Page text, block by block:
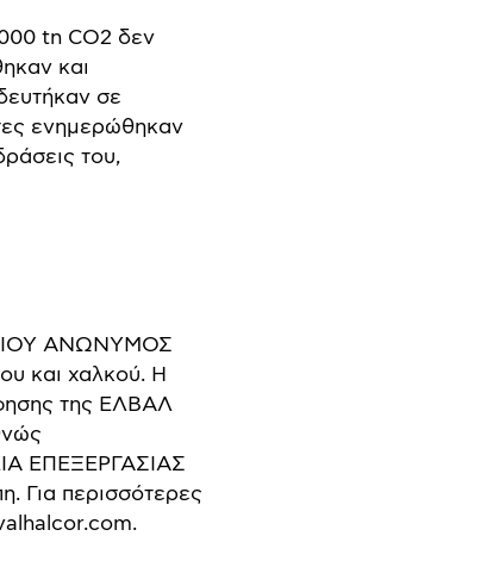
tn CO2 δεν
και
σε
ενημερώθηκαν
του,
ΑΝΩΝΥΜΟΣ
και χαλκού. Η
της ΕΛΒΑΛ
ΕΠΕΞΕΡΓΑΣΙΑΣ
Για περισσότερες